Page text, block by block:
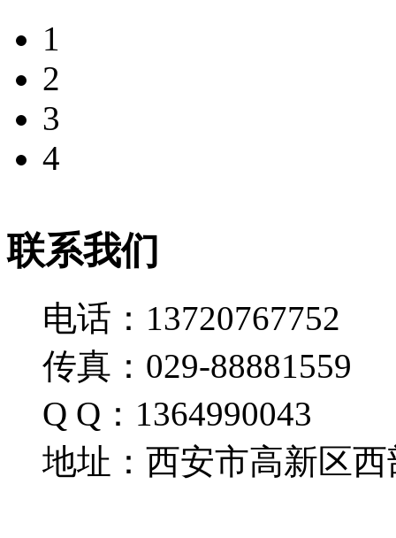
1
2
3
4
联系我们
电话：13720767752
传真：029-88881559
Q Q：1364990043
地址：西安市高新区西